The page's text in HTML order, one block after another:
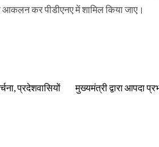
कर पीडीएनए में शामिल किया जाए।
प्रदेशवासियों
मुख्यमंत्री द्वारा आपदा